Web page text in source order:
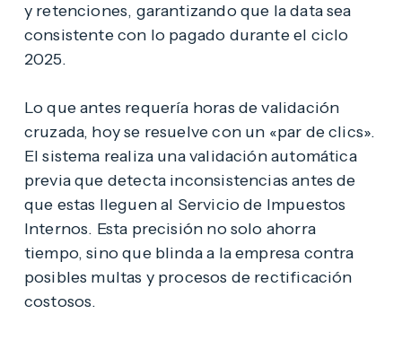
y retenciones, garantizando que la data sea
consistente con lo pagado durante el ciclo
2025.
Lo que antes requería horas de validación
cruzada, hoy se resuelve con un «par de clics».
El sistema realiza una validación automática
previa que detecta inconsistencias antes de
que estas lleguen al Servicio de Impuestos
Internos. Esta precisión no solo ahorra
tiempo, sino que blinda a la empresa contra
posibles multas y procesos de rectificación
costosos.